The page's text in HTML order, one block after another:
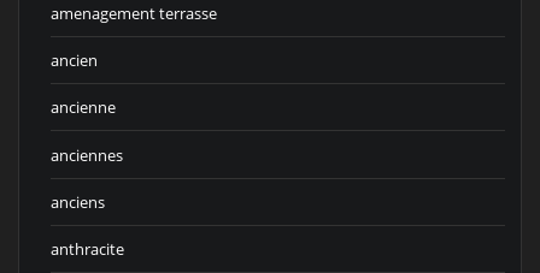
amenagement terrasse
ancien
ancienne
anciennes
anciens
anthracite